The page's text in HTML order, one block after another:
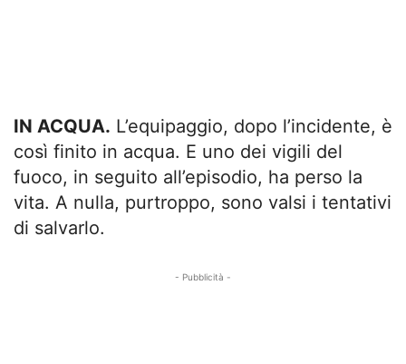
IN ACQUA. L’equipaggio, dopo l’incidente, è
così finito in acqua. E uno dei vigili del
fuoco, in seguito all’episodio, ha perso la
vita. A nulla, purtroppo, sono valsi i tentativi
di salvarlo.
- Pubblicità -